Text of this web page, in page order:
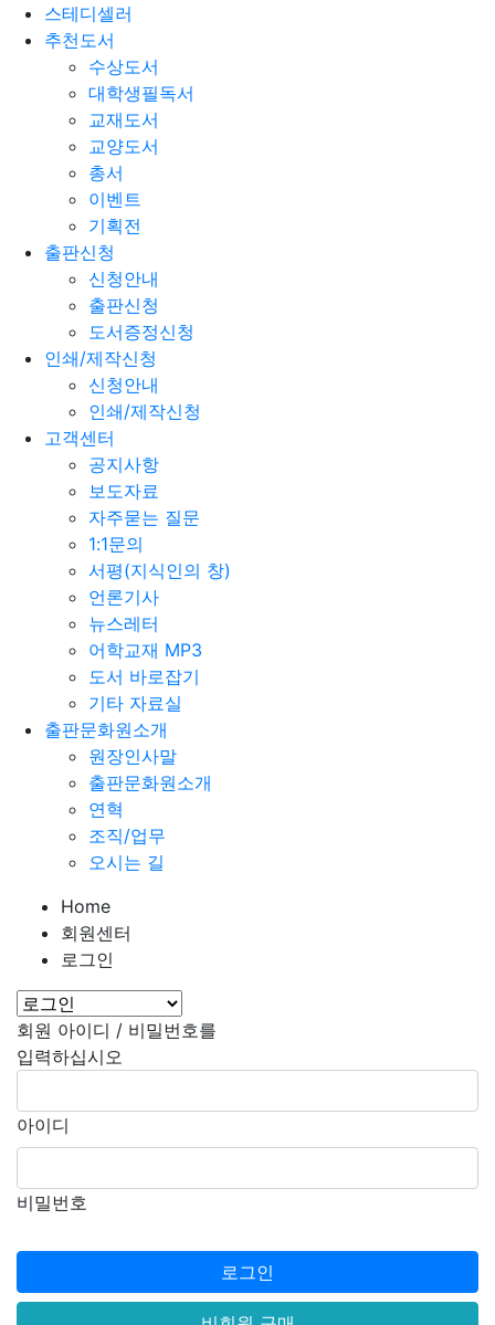
스테디셀러
추천도서
수상도서
대학생필독서
교재도서
교양도서
총서
이벤트
기획전
출판신청
신청안내
출판신청
도서증정신청
인쇄/제작신청
신청안내
인쇄/제작신청
고객센터
공지사항
보도자료
자주묻는 질문
1:1문의
서평(지식인의 창)
언론기사
뉴스레터
어학교재 MP3
도서 바로잡기
기타 자료실
출판문화원소개
원장인사말
출판문화원소개
연혁
조직/업무
오시는 길
Home
회원센터
로그인
회원 아이디 / 비밀번호를
입력하십시오
아이디
비밀번호
로그인